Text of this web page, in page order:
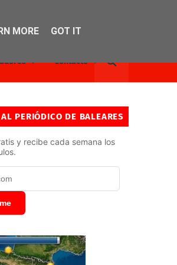
Contacto
PERIÓDICO DE BALEARES
y recibe cada semana los
MORE GOT IT